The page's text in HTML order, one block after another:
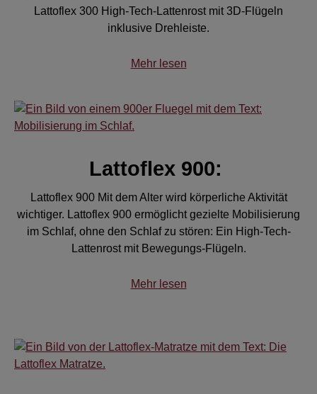
Lattoflex 300 High-Tech-Lattenrost mit 3D-Flügeln
inklusive Drehleiste.
Mehr lesen
Lattoflex 900:
Lattoflex 900 Mit dem Alter wird körperliche Aktivität
wichtiger. Lattoflex 900 ermöglicht gezielte Mobilisierung
im Schlaf, ohne den Schlaf zu stören: Ein High-Tech-
Lattenrost mit Bewegungs-Flügeln.
Mehr lesen